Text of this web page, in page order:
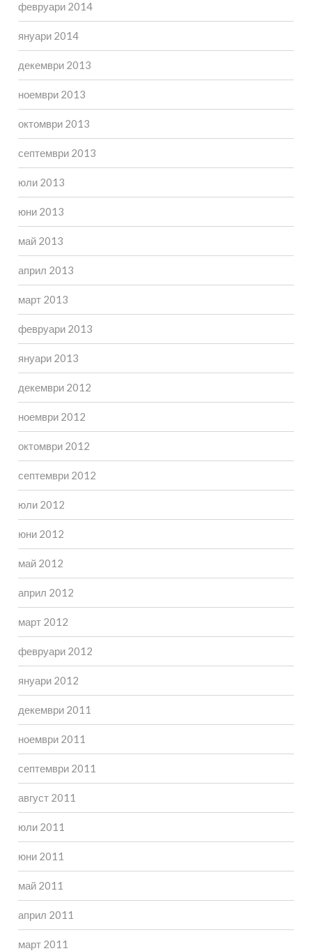
февруари 2014
януари 2014
декември 2013
ноември 2013
октомври 2013
септември 2013
юли 2013
юни 2013
май 2013
април 2013
март 2013
февруари 2013
януари 2013
декември 2012
ноември 2012
октомври 2012
септември 2012
юли 2012
юни 2012
май 2012
април 2012
март 2012
февруари 2012
януари 2012
декември 2011
ноември 2011
септември 2011
август 2011
юли 2011
юни 2011
май 2011
април 2011
март 2011